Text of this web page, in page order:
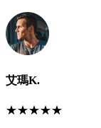
艾瑪K.
★★★★★